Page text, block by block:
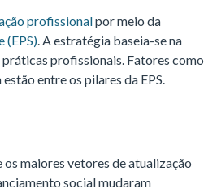
profissionalpor meio da
(EPS). A estratégia baseia-se na
profissionais. Fatores como
entre os pilares da EPS.
maiores vetores de atualização
social mudaram